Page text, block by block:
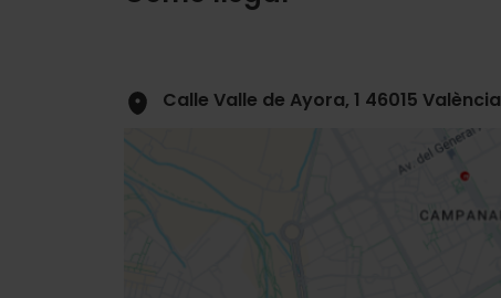
Calle Valle de Ayora, 1 46015 València